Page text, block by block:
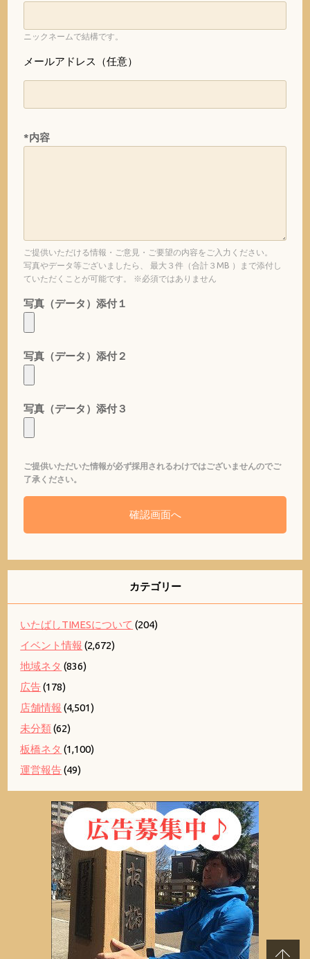
ニックネームで結構です。
メールアドレス（任意）
*内容
ご提供いただける情報・ご意見・ご要望の内容をご入力ください。
写真やデータ等ございましたら、 最大３件（合計３MB ）まで添付し
ていただくことが可能です。 ※必須ではありません
写真（データ）添付１
写真（データ）添付２
写真（データ）添付３
ご提供いただいた情報が必ず採用されるわけではございませんのでご
了承ください。
カテゴリー
いたばしTIMESについて (204)
イベント情報 (2,672)
地域ネタ (836)
広告(178)
店舗情報 (4,501)
未分類(62)
板橋ネタ (1,100)
運営報告(49)